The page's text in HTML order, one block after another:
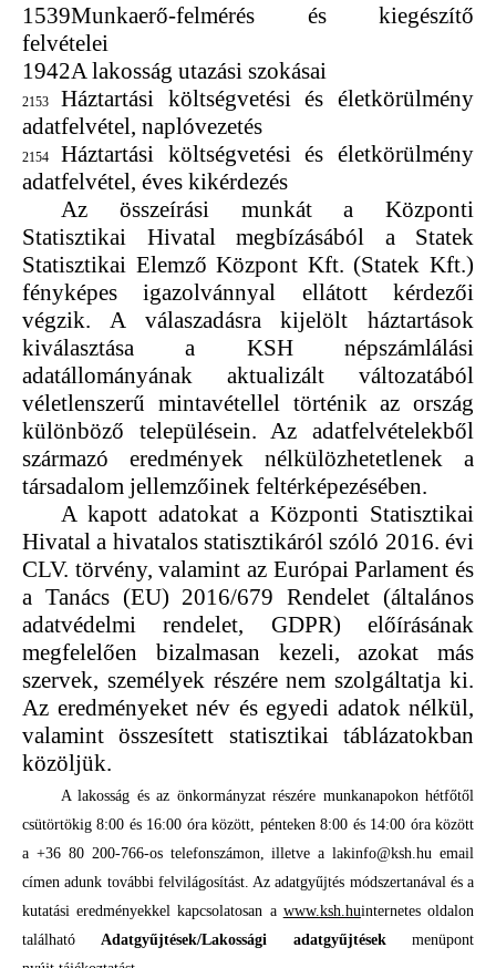
1539Munkaerő-felmérés és kiegészítő
felvételei
1942A lakosság utazási szokásai
2153 Háztartási költségvetési és életkörülmény
adatfelvétel, naplóvezetés
2154
Háztartási költségvetési és életkörülmény
adatfelvétel, éves kikérdezés
Az összeírási munkát a Központi
Statisztikai Hivatal megbízásából a Statek
Statisztikai Elemző Központ Kft. (Statek Kft.)
fényképes igazolvánnyal ellátott kérdezői
végzik. A válaszadásra kijelölt háztartások
kiválasztása a KSH népszámlálási
adatállományának aktualizált változatából
véletlenszerű mintavétellel történik az ország
különböző településein. Az adatfelvételekből
származó eredmények nélkülözhetetlenek a
társadalom jellemzőinek feltérképezésében.
A kapott adatokat a Központi Statisztikai
Hivatal a hivatalos statisztikáról szóló 2016. évi
CLV. törvény, valamint az Európai Parlament és
a Tanács (EU) 2016/679 Rendelet (általános
adatvédelmi rendelet, GDPR) előírásának
megfelelően bizalmasan kezeli, azokat más
szervek, személyek részére nem szolgáltatja ki.
Az eredményeket név és egyedi adatok nélkül,
valamint összesített statisztikai táblázatokban
közöljük.
A lakosság és az önkormányzat részére munkanapokon hétfőtől
csütörtökig 8:00 és 16:00 óra között, pénteken 8:00 és 14:00 óra között
a +36 80 200-766-os telefonszámon, illetve a lakinfo@ksh.hu email
címen adunk további felvilágosítást. Az adatgyűjtés módszertanával és a
kutatási eredményekkel kapcsolatosan a www.ksh.huinternetes oldalon
található
Adatgyűjtések/Lakossági adatgyűjtések
menüpont